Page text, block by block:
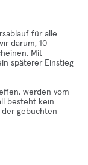
für alle
darum, 10
Mit
späterer Einstieg
werden vom
besteht kein
der gebuchten